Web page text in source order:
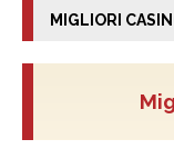
MIGLIORI